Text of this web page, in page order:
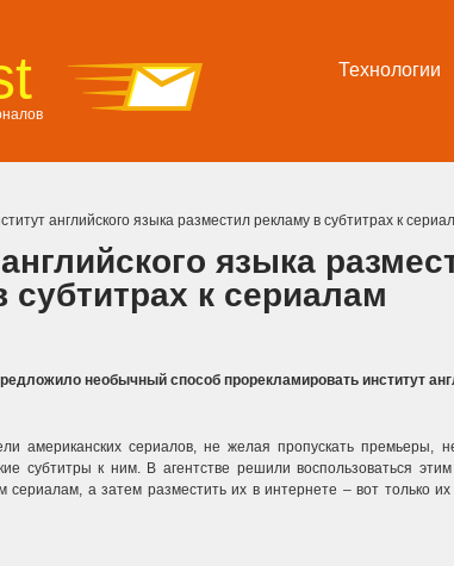
Технологии
английского языка разместил рекламу в субтитрах к
языка
субтитрах к сериалам
необычный способ прорекламировать институт
американских сериалов, не желая пропускать премьеры,
субтитры к ним. В агентстве решили воспользоваться
сериалам, а затем разместить их в интернете – вот только